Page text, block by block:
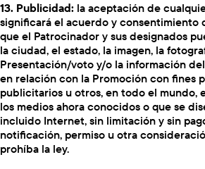
13. Publicidad: la aceptación de
significará el acuerdo y consentimiento
que el Patrocinador y sus designados
la ciudad, el estado, la imagen, la
Presentación/voto y/o la información
en relación con la Promoción con fines
publicitarios u otros, en todo el mundo,
los medios ahora conocidos o que se
incluido Internet, sin limitación y sin
notificación, permiso u otra
prohíba la ley.